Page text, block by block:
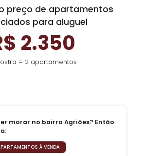
preço de apartamentos
para aluguel
2.350
= 2 apartamentos
morar no bairro Agriões? Então
À VENDA